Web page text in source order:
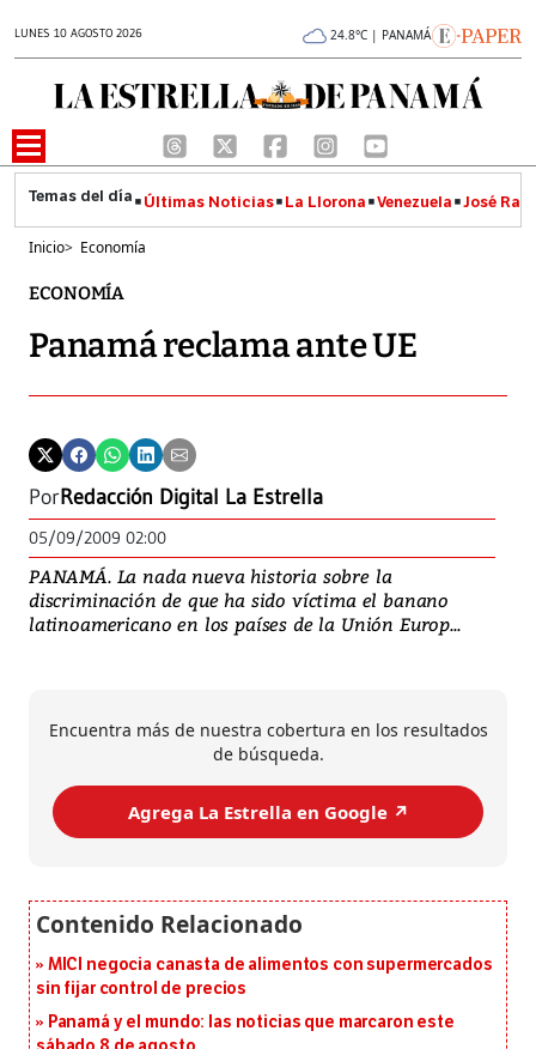
LUNES 10 AGOSTO 2026 24.8°C | PANAMÁ
Últimas Noticias La Llorona Venezuela José
Inicio> Economía
ECONOMÍA
Panamá reclama ante UE
PorRedacción Digital La Estrella
05/09/2009 02:00
PANAMÁ. La nada nueva historia sobre la
discriminación de que ha sido víctima el banano
latinoamericano en los países de la Unión Europ...
Encuentra más de nuestra cobertura en los resultados
de búsqueda.
Agrega La Estrella en Google ↗️
MICI negocia canasta de alimentos con supermercados
sin fijar control de precios
Panamá y el mundo: las noticias que marcaron este